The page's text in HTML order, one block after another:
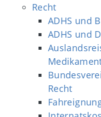
Recht
ADHS und
ADHS und
Recht